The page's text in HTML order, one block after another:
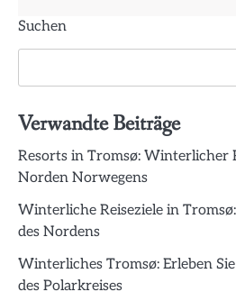
Suchen
Verwandte Beiträge
Resorts in Tromsø: Winterlicher
Norden Norwegens
Winterliche Reiseziele in
des Nordens
Winterliches Tromsø: Erleben
des Polarkreises